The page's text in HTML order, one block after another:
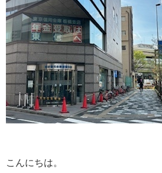
こんにちは。